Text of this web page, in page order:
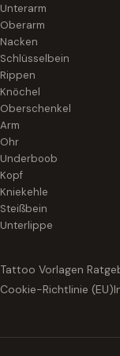
Unterarm
Oberarm
Nacken
Schlüsselbein
Rippen
Knöchel
Oberschenkel
Arm
Ohr
Underboob
Kopf
Kniekehle
Steißbein
Unterlippe
Tattoo Vorlagen
Cookie-Richtlinie (EU)